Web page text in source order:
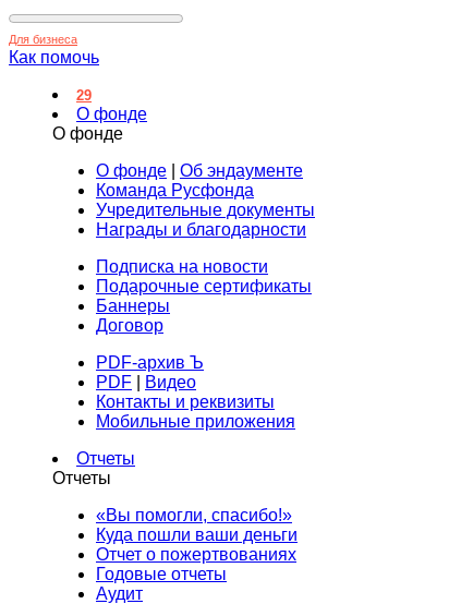
Для бизнеса
Как помочь
29
О фонде
О фонде
О фонде
Об эндаументе
Команда Русфонда
Учредительные документы
Награды и благодарности
Подписка на новости
Подарочные сертификаты
Баннеры
Договор
PDF-архив Ъ
PDF
Видео
Контакты и реквизиты
Мобильные приложения
Отчеты
Отчеты
«Вы помогли, спасибо!»
Куда пошли ваши деньги
Отчет о пожертвованиях
Годовые отчеты
Аудит